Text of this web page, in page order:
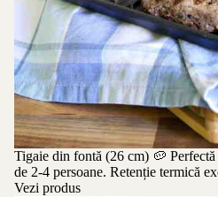
Tigaie din fontă (26 cm) 🥔
de 2-4 persoane. Retenție termică
Vezi produs